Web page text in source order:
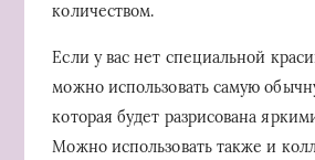
количеством.
Если у вас нет специальной
можно использовать самую
которая будет разрисована
Можно использовать также и